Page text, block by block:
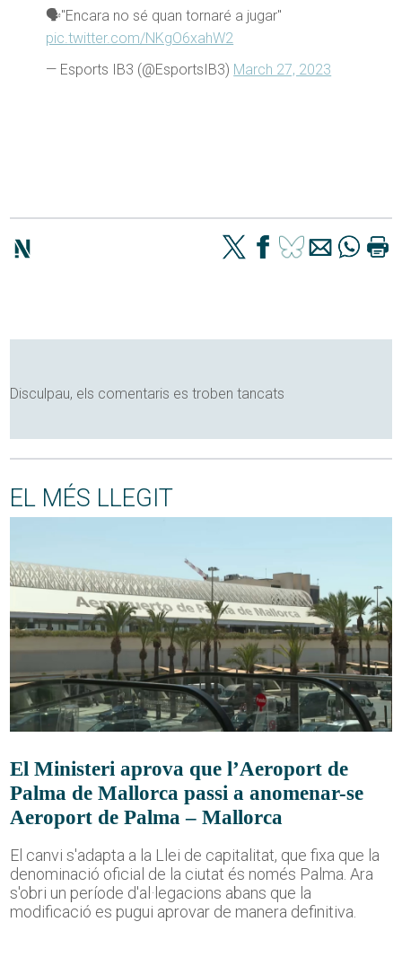
🗣️"Encara no sé quan tornaré a jugar"
pic.twitter.com/NKgO6xahW2
— Esports IB3 (@EsportsIB3) March 27, 2023
Disculpau, els comentaris es troben tancats
EL MÉS LLEGIT
El Ministeri aprova que l’Aeroport de
Palma de Mallorca passi a anomenar-se
Aeroport de Palma – Mallorca
El canvi s'adapta a la Llei de capitalitat, que fixa que la
denominació oficial de la ciutat és només Palma. Ara
s'obri un període d'al·legacions abans que la
modificació es pugui aprovar de manera definitiva.